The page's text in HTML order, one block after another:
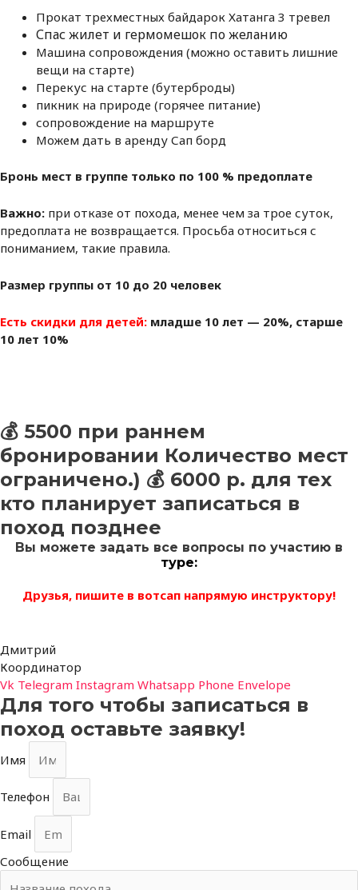
Прокат трехместных байдарок Хатанга 3 тревел
Спас жилет и гермомешок по желанию
Машина сопровождения (можно оставить лишние
вещи на старте)
Перекус на старте (бутерброды)
пикник на природе (горячее питание)
сопровождение на маршруте
Можем дать в аренду Сап борд
Бронь мест в группе только по 100 % предоплате
Важно: при отказе от похода, менее чем за трое суток,
предоплата не возвращается. Просьба относиться с
пониманием, такие правила.
Размер группы от 10 до 20 человек
Есть скидки для детей: младше 10 лет — 20%, старше
10 лет 10%
💰 5500 при раннем
бронировании Количество мест
ограничено.) 💰 6000 р. для тех
кто планирует записаться в
поход позднее
Вы можете задать все вопросы по участию в
туре:
Друзья, пишите в вотсап напрямую инструктору!
Дмитрий
Координатор
Vk Telegram Instagram Whatsapp Phone Envelope
Для того чтобы записаться в
поход оставьте заявку!
Имя
Телефон
Email
Сообщение